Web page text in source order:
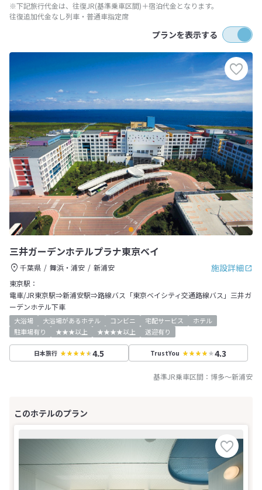
※下記旅行代金は、往復JR(基準乗車区間)＋宿泊代金となります。
往復追加代金なし列車・普通車指定席
プランを表示する
三井ガーデンホテルプラナ東京ベイ
施設詳細
千葉県 舞浜・浦安
新浦安
東京駅：
電車/JR東京駅⇒新浦安駅⇒路線バス「東京ベイシティ交通路線バス」三井ガ
ーデンホテル下車
大浴場 大浴場があるホテル コンビニ 宅配サービス
ホテル
駐車場有り
★★★以上 ★★★★以上 送迎有り
日本旅行 4.5 TrustYou 4.3
基準JR乗車区間： 博多～新浦安